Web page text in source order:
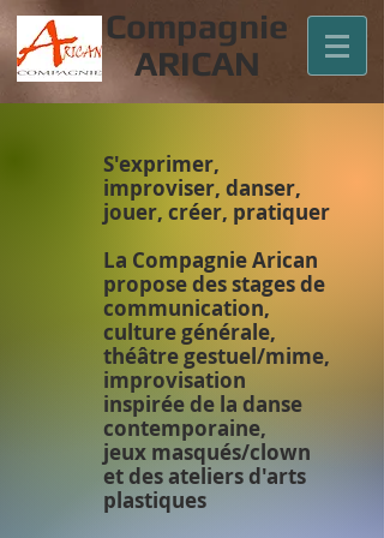
Compagnie
ARICAN
S'exprimer,
improviser, danser,
jouer, créer, pratiquer
La Compagnie Arican
propose des stages de
communication,
culture générale,
théâtre gestuel/mime,
improvisation
inspirée de la danse
contemporaine,
jeux masqués/clown
et des ateliers d'arts
plastiques